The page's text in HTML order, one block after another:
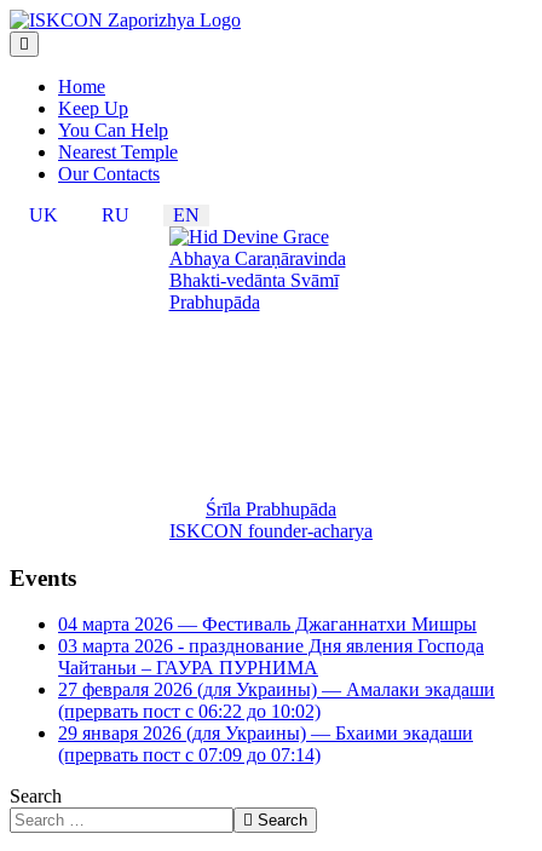
Home
Keep Up
You Can Help
Nearest Temple
Our Contacts
UK
RU EN
Śrīla Prabhupāda
ISKCON founder-acharya
Events
04 марта 2026 — Фестиваль Джаганнатхи Мишры
03 марта 2026 - празднование Дня явления Господа
Чайтаньи – ГАУРА ПУРНИМА
27 февраля 2026 (для Украины) — Амалаки экадаши
(прервать пост с 06:22 до 10:02)
29 января 2026 (для Украины) — Бхаими экадаши
(прервать пост с 07:09 до 07:14)
Search
Search